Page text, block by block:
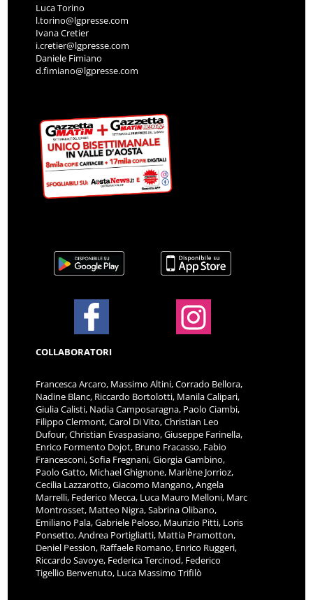
Luca Torino
l.torino@lgpresse.com
Ivana Cretier
i.cretier@lgpresse.com
Daniele Fimiano
d.fimiano@lgpresse.com
COLLABORATORI
Francesca Arcaro, Massimo Altini, Corrado Bellora,
Nadine Blanc, Riccardo Bortolotti, Manila Calipari,
Giulia Calisti, Nadia Camposaragna, Paolo Ciambi,
Filippo Clermont, Carol Di Vito, Christian Leo
Dufour, Christian Evaspasiano, Giuseppe Farinella,
Enrico Formento Dojot, Bruno Fracasso, Fabio
Francesconi, Sofia Fregnani, Giorgia Gambino,
Paolo Gatto, Michael Ghignone, Marlène Jorrioz,
Cecilia Lazzarotto, Giacomo Mangano, Angela
Marrelli, Federico Mecca, Luca Mauro Melloni, Marc
Montrosset, Matteo Nigra, Sabrina Olibano,
Emiliano Pala, Gabriele Peloso, Maurizio Pitti, Loris
Ponsetto, Andrea Portigliatti, Mattia Pramotton,
Deniel Pession, Raffaele Romano, Enrico Ruggeri,
Riccardo Savoye, Federica Tercinod, Federico
Tigellio Benvenuto, Luca Massimo Trifilò